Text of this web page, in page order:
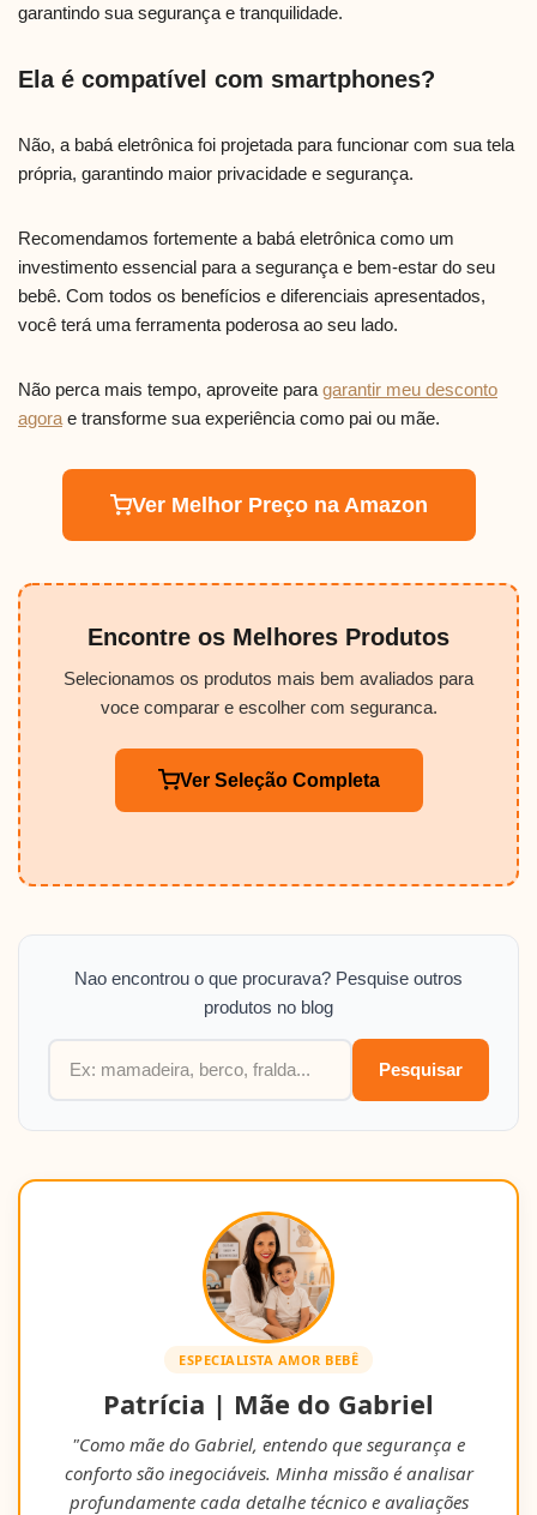
garantindo sua segurança e tranquilidade.
Ela é compatível com smartphones?
Não, a babá eletrônica foi projetada para funcionar com sua tela
própria, garantindo maior privacidade e segurança.
Recomendamos fortemente a babá eletrônica como um
investimento essencial para a segurança e bem-estar do seu
bebê. Com todos os benefícios e diferenciais apresentados,
você terá uma ferramenta poderosa ao seu lado.
Não perca mais tempo, aproveite para garantir meu desconto
agora e transforme sua experiência como pai ou mãe.
Ver Melhor Preço na Amazon
Encontre os Melhores Produtos
Selecionamos os produtos mais bem avaliados para
voce comparar e escolher com seguranca.
Ver Seleção Completa
Nao encontrou o que procurava? Pesquise outros
produtos no blog
Pesquisar
ESPECIALISTA AMOR BEBÊ
Patrícia | Mãe do Gabriel
"Como mãe do Gabriel, entendo que segurança e
conforto são inegociáveis. Minha missão é analisar
profundamente cada detalhe técnico e avaliações